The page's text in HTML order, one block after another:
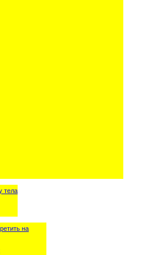
тела
на